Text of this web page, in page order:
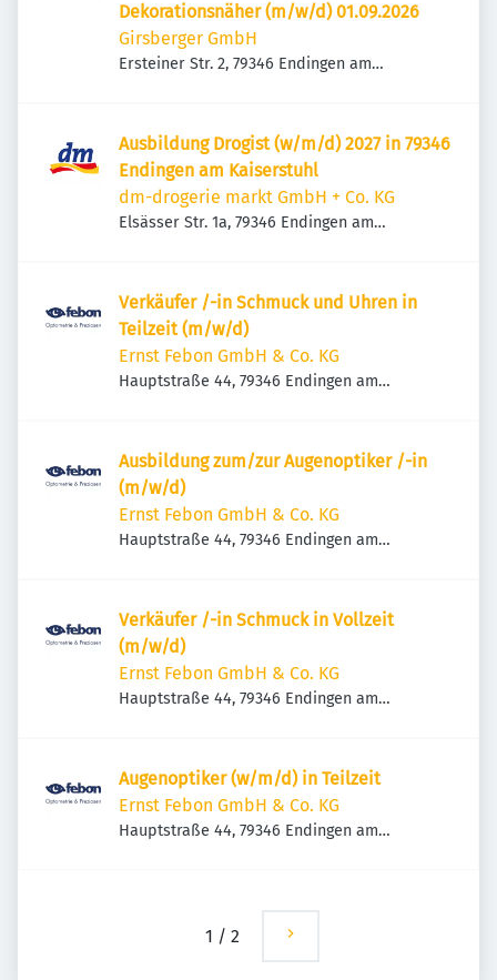
Dekorationsnäher (m/w/d) 01.09.2026
Girsberger GmbH
Ersteiner Str. 2, 79346 Endingen am
Ausbildung Drogist (w/m/d) 2027 in 79346
Endingen am Kaiserstuhl
dm-drogerie markt GmbH + Co. KG
Elsässer Str. 1a, 79346 Endingen am
Verkäufer /-in Schmuck und Uhren in
Teilzeit (m/w/d)
Ernst Febon GmbH & Co. KG
Hauptstraße 44, 79346 Endingen am
Ausbildung zum/zur Augenoptiker /-in
(m/w/d)
Ernst Febon GmbH & Co. KG
Hauptstraße 44, 79346 Endingen am
Verkäufer /-in Schmuck in Vollzeit
(m/w/d)
Ernst Febon GmbH & Co. KG
Hauptstraße 44, 79346 Endingen am
Augenoptiker (w/m/d) in Teilzeit
Ernst Febon GmbH & Co. KG
Hauptstraße 44, 79346 Endingen am
1 / 2